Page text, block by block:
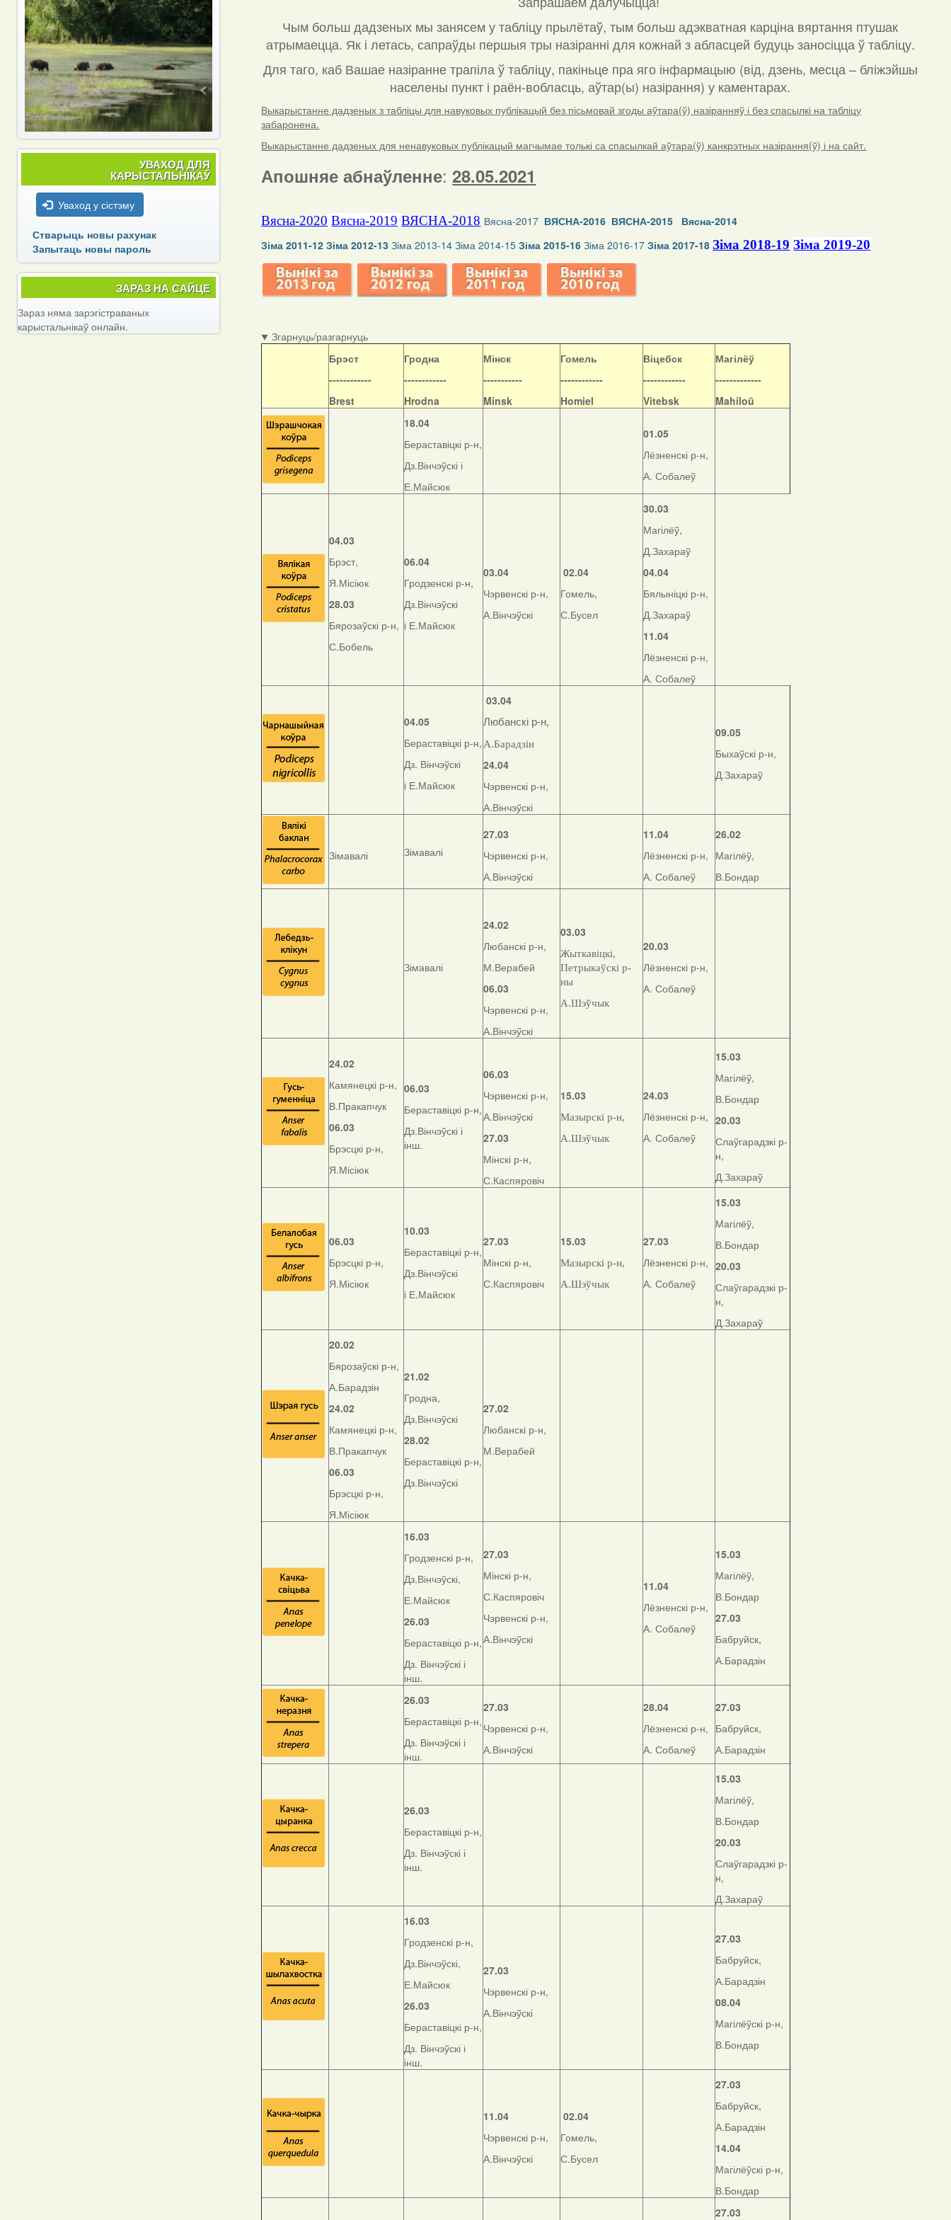
Чым больш дадзеных мы занясем у табліцу прылётаў, тым больш адэкватная карціна вяртання птушак
атрымаецца. Як і летась, сапраўды першыя тры назіранні для кожнай з абласцей будуць заносіцца ў табліцу.
Для таго, каб Вашае назіранне трапіла ў табліцу, пакіньце пра яго інфармацыю (від, дзень, месца – бліжэйшы
населены пункт і раён-вобласць, аўтар(ы) назірання) у каментарах.
Выкарыстанне дадзеных з табліцы для навуковых публікацый без пісьмовай згоды аўтара(ў) назіранняў і без спасылкі на табліцу
забаронена.
Выкарыстанне дадзеных для ненавуковых публікацый магчымае толькі са спасылкай аўтара(ў) канкрэтных назірання(ў) і на сайт.
Апошняе абнаўленне: 28.05.2021
Вясна-2020 Вясна-2019 ВЯСНА-2018 Вясна-2017 ВЯСНА-2016 ВЯСНА-2015
Вясна-2014
Зіма 2011-12 Зіма 2012-13 Зіма 2013-14 Зіма 2014-15 Зіма 2015-16 Зіма 2016-17 Зіма 2017-18 Зіма 2018-19 Зіма 2019-20
Згарнуць/разгарнуць
Брэст
------------
Brest
Гродна
------------
Hrodna
Мінск
-----------
Minsk
Гомель
------------
Homiel
Віцебск
------------
Vitebsk
Магілёў
-------------
Mahiloŭ
18.04
Бераставіцкі р-н,
Дз.Вінчэўскі і
Е.Майсюк
01.05
Лёзненскі р-н,
А. Собалеў
04.03
Брэст,
Я.Місіюк
28.03
Бярозаўскі р-н,
С.Бобель
06.04
Гродзенскі р-н,
Дз.Вінчэўскі
і Е.Майсюк
03.04
Чэрвенскі р-н,
А.Вінчэўскі
02.04
Гомель,
С.Бусел
30.03
Магілёў,
Д.Захараў
04.04
Бялыніцкі р-н,
Д.Захараў
11.04
Лёзненскі р-н,
А. Собалеў
04.05
Бераставіцкі р-н,
Дз. Вінчэўскі
і Е.Майсюк
03.04
Любанскі р-н,
А.Барадзін
24.04
Чэрвенскі р-н,
А.Вінчэўскі
09.05
Быхаўскі р-н,
Д.Захараў
Зімавалі Зімавалі
27.03
Чэрвенскі р-н,
А.Вінчэўскі
11.04
Лёзненскі р-н,
А. Собалеў
26.02
Магілёў,
В.Бондар
Зімавалі
24.02
Любанскі р-н,
М.Верабей
06.03
Чэрвенскі р-н,
А.Вінчэўскі
03.03
Жыткавіцкі,
Петрыкаўскі р-
ны
А.Шэўчык
20.03
Лёзненскі р-н,
А. Собалеў
24.02
Камянецкі р-н,
В.Пракапчук
06.03
Брэсцкі р-н,
Я.Місіюк
06.03
Бераставіцкі р-н,
Дз.Вінчэўскі і
інш.
06.03
Чэрвенскі р-н,
А.Вінчэўскі
27.03
Мінскі р-н,
С.Каспяровіч
15.03
Мазырскі р-н,
А.Шэўчык
24.03
Лёзненскі р-н,
А. Собалеў
15.03
Магілёў,
В.Бондар
20.03
Слаўгарадзкі р-
н,
Д.Захараў
06.03
Брэсцкі р-н,
Я.Місіюк
10.03
Бераставіцкі р-н,
Дз.Вінчэўскі
і Е.Майсюк
27.03
Мінскі р-н,
С.Каспяровіч
15.03
Мазырскі р-н,
А.Шэўчык
27.03
Лёзненскі р-н,
А. Собалеў
15.03
Магілёў,
В.Бондар
20.03
Слаўгарадзкі р-
н,
Д.Захараў
20.02
Бярозаўскі р-н,
А.Барадзін
24.02
Камянецкі р-н,
В.Пракапчук
06.03
Брэсцкі р-н,
Я.Місіюк
21.02
Гродна,
Дз.Вінчэўскі
28.02
Бераставіцкі р-н,
Дз.Вінчэўскі
27.02
Любанскі р-н,
М.Верабей
16.03
Гродзенскі р-н,
Дз.Вінчэўскі,
Е.Майсюк
26.03
Бераставіцкі р-н,
Дз. Вінчэўскі і
інш.
27.03
Мінскі р-н,
С.Каспяровіч
Чэрвенскі р-н,
А.Вінчэўскі
11.04
Лёзненскі р-н,
А. Собалеў
15.03
Магілёў,
В.Бондар
27.03
Бабруйск,
А.Барадзін
26.03
Бераставіцкі р-н,
Дз. Вінчэўскі і
інш.
27.03
Чэрвенскі р-н,
А.Вінчэўскі
28.04
Лёзненскі р-н,
А. Собалеў
27.03
Бабруйск,
А.Барадзін
26.03
Бераставіцкі р-н,
Дз. Вінчэўскі і
інш.
15.03
Магілёў,
В.Бондар
20.03
Слаўгарадзкі р-
н,
Д.Захараў
16.03
Гродзенскі р-н,
Дз.Вінчэўскі,
Е.Майсюк
26.03
Бераставіцкі р-н,
Дз. Вінчэўскі і
інш.
27.03
Чэрвенскі р-н,
А.Вінчэўскі
27.03
Бабруйск,
А.Барадзін
08.04
Магілёўскі р-н,
В.Бондар
11.04
Чэрвенскі р-н,
А.Вінчэўскі
02.04
Гомель,
С.Бусел
27.03
Бабруйск,
А.Барадзін
14.04
Магілёўскі р-н,
В.Бондар
27.03
УВАХОД ДЛЯ
КАРЫСТАЛЬНІКАЎ
Уваход у сістэму
Стварыць новы рахунак
Запытаць новы пароль
ЗАРАЗ НА САЙЦЕ
Зараз няма зарэгістраваных
карыстальнікаў онлайн.